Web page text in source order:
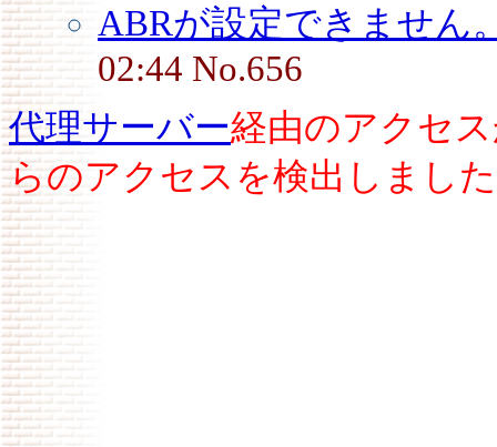
ABRが設定できません
02:44 No.656
代理サーバー経由のアクセ
らのアクセスを検出しまし